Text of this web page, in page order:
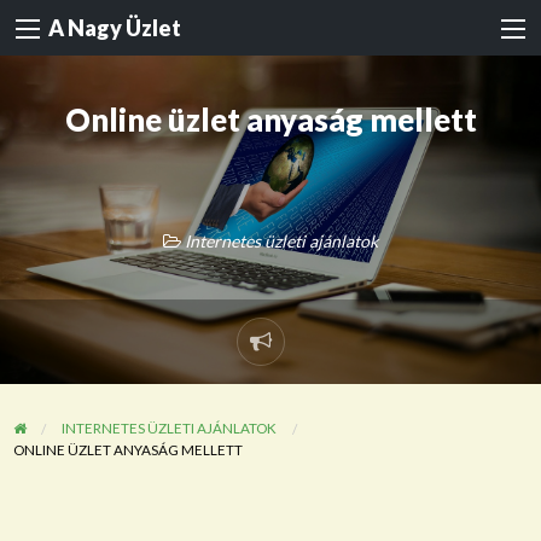
A Nagy Üzlet
Online üzlet anyaság mellett
Internetes üzleti ajánlatok
Probléma
jelentése
INTERNETES ÜZLETI AJÁNLATOK
ONLINE ÜZLET ANYASÁG MELLETT